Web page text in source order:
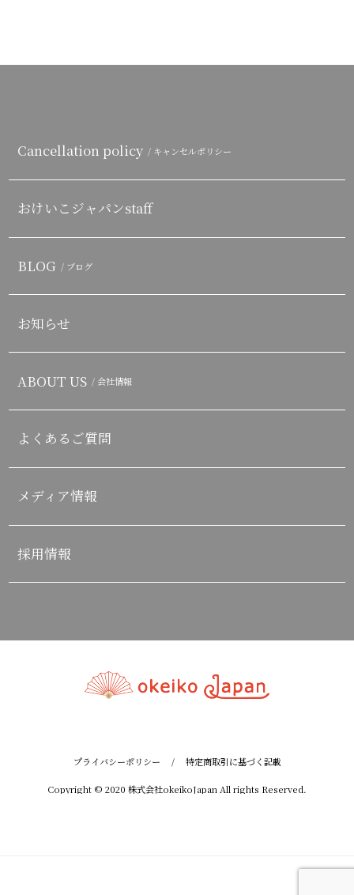
Cancellation policy / キャンセルポリシー
おけいこジャパンstaff
BLOG / ブログ
お知らせ
ABOUT US / 会社情報
よくあるご質問
メディア情報
採用情報
プライバシーポリシー / 特定商取引に基づく記載
Copyright © 2020 株式会社okeikoJapan All rights Reserved.